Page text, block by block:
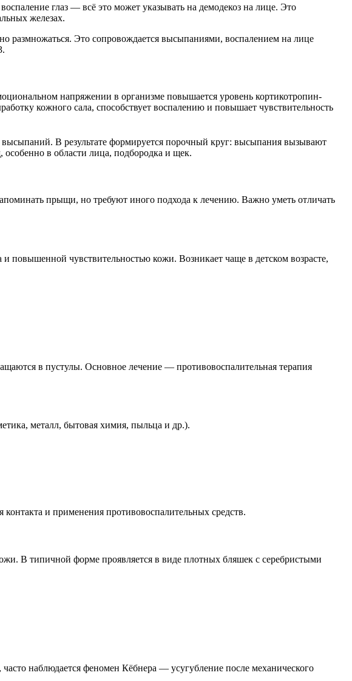
глаз — всё это может указывать на демодекоз на лице. Это
железах.
Это сопровождается высыпаниями, воспалением на лице
напряжении в организме повышается уровень кортикотропин-
кожного сала, способствует воспалению и повышает чувствительность
В результате формируется порочный круг: высыпания вызывают
особенно в области лица, подбородка и щек.
прыщи, но требуют иного подхода к лечению. Важно уметь отличать
повышенной чувствительностью кожи. Возникает чаще в детском возрасте,
в пустулы. Основное лечение — противовоспалительная терапия
металл, бытовая химия, пыльца и др.).
и применения противовоспалительных средств.
В типичной форме проявляется в виде плотных бляшек с серебристыми
наблюдается феномен Кёбнера — усугубление после механического